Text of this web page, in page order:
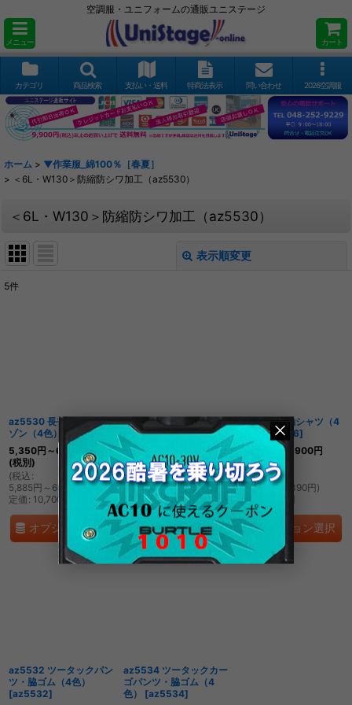
空調服・ユニフォームの通販ユニステージ
メニュー カート
カテゴリ 商品検索 支払い・送料 特商法表示 問い合わせ 2026空調服
ホーム > ▼作業服_綿100％［春夏］
> ＜6L・W130＞防縮防シワ加工（az5530）
＜6L・W130＞防縮防シワ加工（az5530）
表示順変更
5件
az5530 長袖サマーブル
ゾン（4色）
[ az5530
5,350円 ～6,350
円
(税別)
(税込 :
5,885円 ～6,985円
定価 : 10,700
オプション選択
az5535 長袖シャツ（4
色） [az5535]
4,200
円
(税別)
(税込:
4,620円～5,720円)
定価 : 8,400円
オプション選択
az5536 半袖シャツ（4
[az5536]
3,900
～4,900円
(税別)
(税込:
4,290円～5,390円)
定価
円
オプション選択
az5532 ツータックパン
ツ・脇ゴム（4色）
[az5532]
az5534 ツータックカー
ゴパンツ・脇ゴム（4
色）
[az5534]